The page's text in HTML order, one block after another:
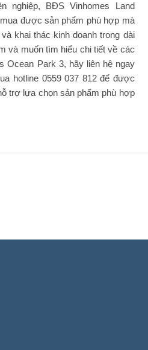
nghiệp, BĐS Vinhomes Land
được sản phẩm phù hợp mà
khai thác kinh doanh trong dài
và muốn tìm hiểu chi tiết về các
Ocean Park 3, hãy liên hệ ngay
hotline 0559 037 812 để được
trợ lựa chọn sản phẩm phù hợp